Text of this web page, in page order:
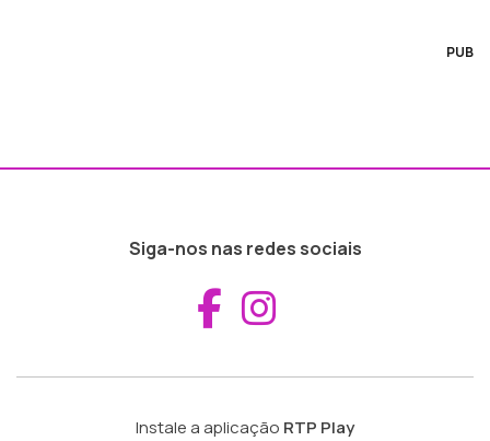
PUB
Siga-nos nas redes sociais
Aceder ao
Instale a aplicação RTP Play